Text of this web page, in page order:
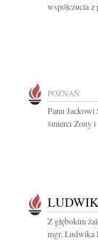
współczucia
POZNAŃ
Panu Jackowi
śmierci Żony i
Z głębokim
mgr. Ludwika